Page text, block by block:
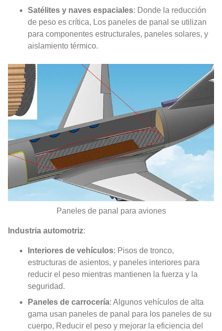
Satélites y naves espaciales: Donde la reducción
de peso es crítica, Los paneles de panal se utilizan
para componentes estructurales, paneles solares, y
aislamiento térmico.
Paneles de panal para aviones
Industria automotriz:
Interiores de vehículos: Pisos de tronco,
estructuras de asientos, y paneles interiores para
reducir el peso mientras mantienen la fuerza y ​​la
seguridad.
Paneles de carrocería: Algunos vehículos de alta
gama usan paneles de panal para los paneles de su
cuerpo, Reducir el peso y mejorar la eficiencia del